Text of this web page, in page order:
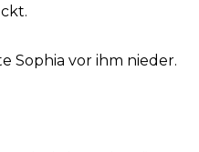
Sophia vor ihm nieder.